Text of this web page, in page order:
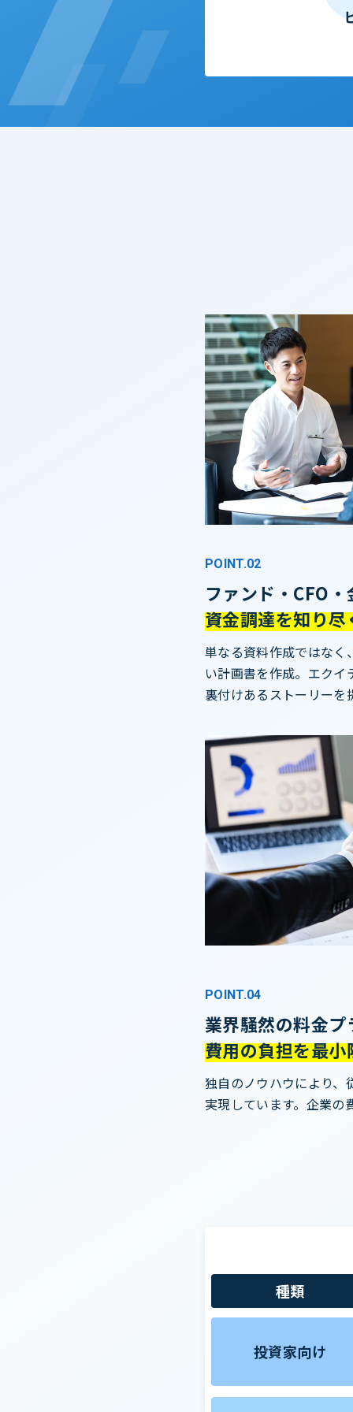
POINT.02
ファンド・CFO
資金調達を知り
単なる資料作成ではなく
い計画書を作成。エク
裏付けあるストーリーを
POINT.04
業界騒然の料金プ
費用の負担を最
独自のノウハウにより、
実現しています。企業の
種類
投資家向け